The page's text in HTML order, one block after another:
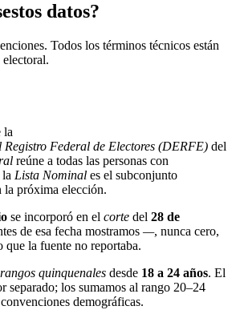
estos datos?
Todos los términos técnicos están
.
la
Federal de Electores (DERFE) del
reúne a todas las personas con
Lista Nominal es el subconjunto
la próxima elección.
se incorporó en el corte del 28 de
de esa fecha mostramos —, nunca cero,
que la fuente no reportaba.
rangos quinquenales desde 18 a 24 años. El
los sumamos al rango 20–24
demográficas.